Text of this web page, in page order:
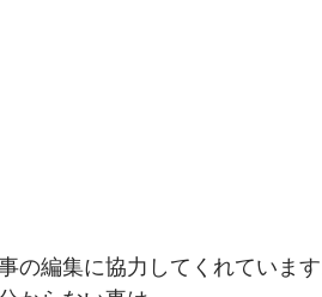
の編集に協力してくれています